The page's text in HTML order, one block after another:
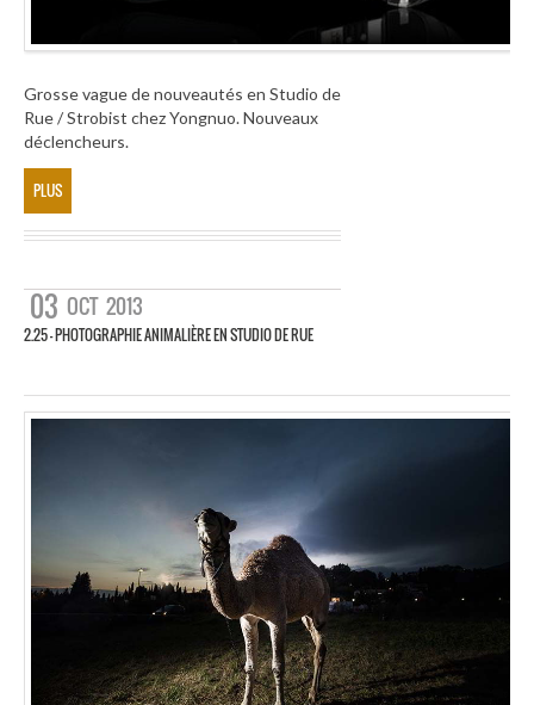
Grosse vague de nouveautés en Studio de
Rue / Strobist chez Yongnuo. Nouveaux
déclencheurs.
PLUS
03 OCT 2013
2.25 – PHOTOGRAPHIE ANIMALIÈRE EN STUDIO DE RUE